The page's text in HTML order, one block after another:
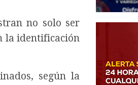
no solo ser
la identificación
según la